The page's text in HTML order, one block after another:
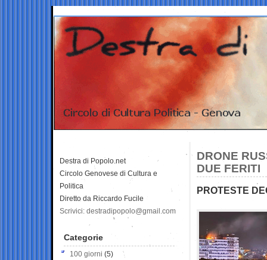
DRONE
DUE FERITI
PROTESTE
Destra di Popolo.net
Circolo Genovese di Cultura e
Politica
Diretto da Riccardo Fucile
Scrivici: destradipopolo@gmail.com
Categorie
100 giorni (5)